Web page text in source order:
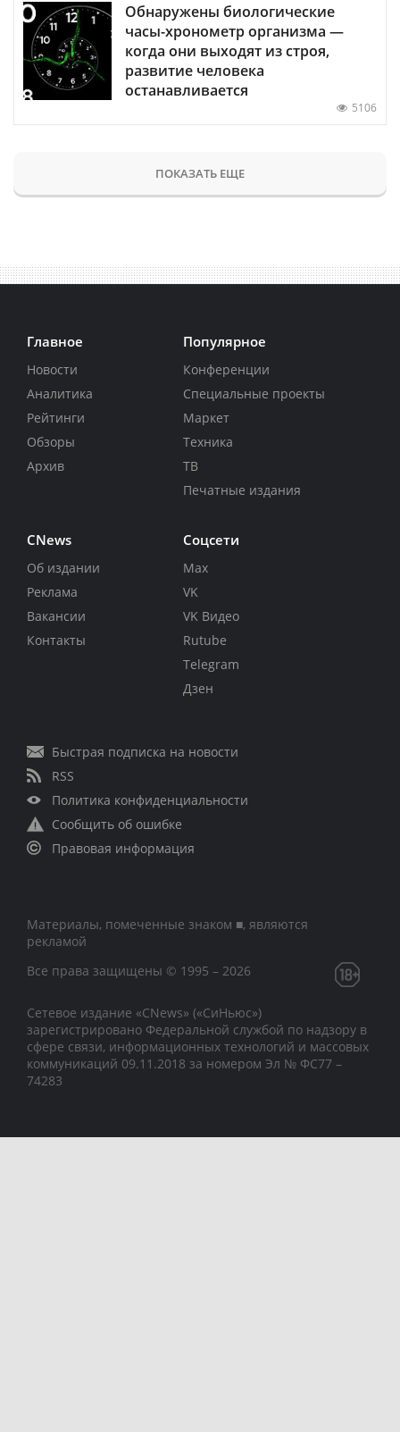
Обнаружены биологические
часы-хронометр организма —
когда они выходят из строя,
развитие человека
останавливается
5106
ПОКАЗАТЬ ЕЩЕ
Главное
Новости
Аналитика
Рейтинги
Обзоры
Архив
Популярное
Конференции
Специальные проекты
Маркет
Техника
ТВ
Печатные издания
CNews
Об издании
Реклама
Вакансии
Контакты
Соцсети
Max
VK
VK Видео
Rutube
Telegram
Дзен
Быстрая подписка на новости
RSS
Политика конфиденциальности
Сообщить об ошибке
Правовая информация
Материалы, помеченные знаком ■, являются
рекламой
Все права защищены © 1995 – 2026
Сетевое издание «CNews» («СиНьюс»)
зарегистрировано Федеральной службой по надзору в
сфере связи, информационных технологий и массовых
коммуникаций 09.11.2018 за номером Эл № ФС77 –
74283